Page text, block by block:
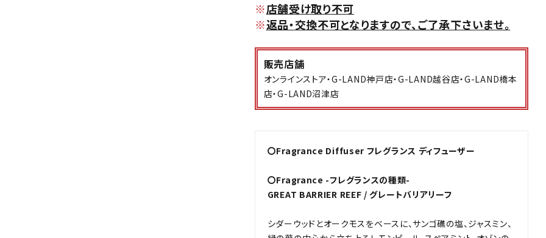
※店舗受け取り不可
※返品・交換不可となりますので、ご了承下さいませ。
販売店舗
オンラインストア・G-LAND神戸店・G-LAND越谷店・G-LAND橋本
店・G-LAND沼津店
〇Fragrance Diffuser フレグランス ディフューザー
〇Fragrance -フレグランスの種類-
GREAT BARRIER REEF / グレートバリアリーフ
シダーウッドとオークモスをベースに、サンゴ礁の塩、ジャスミン、